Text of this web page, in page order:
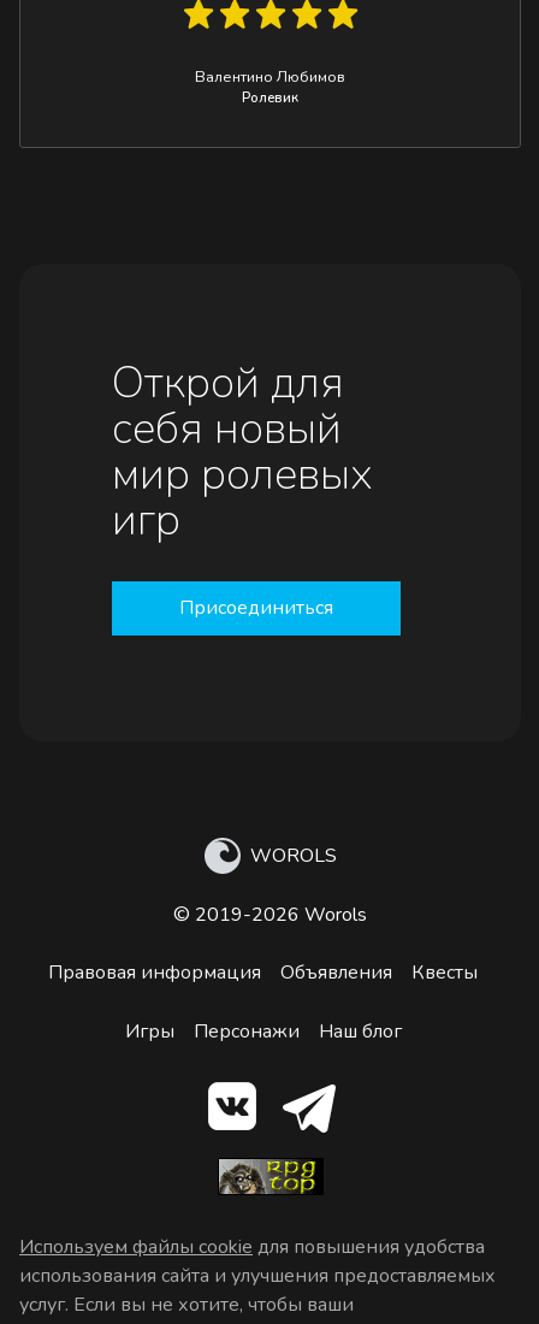
Валентино Любимов
Ролевик
Открой для
себя новый
мир ролевых
игр
Присоединиться
WOROLS
© 2019-2026 Worols
Правовая информация Объявления Квесты
Игры Персонажи Наш блог
Используем файлы cookie для повышения удобства
использования сайта и улучшения предоставляемых
услуг. Если вы не хотите, чтобы ваши